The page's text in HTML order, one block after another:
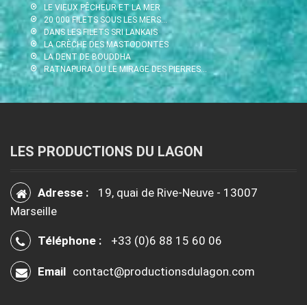
LE VIEUX PÊCHEUR ET LA MER
20 000 FILETS SOUS LES MERS…
DANS LES FILETS SRI LANKAIS
LA CRÈCHE DES MASTODONTES
LA DENT DE BOUDDHA
RATNAPURA OU LE MIRAGE DES PIERRES…
LES PRODUCTIONS DU LAGON
Adresse :
19, quai de Rive-Neuve - 13007
Marseille
Téléphone : +33 (0)6 88 15 60 06
Email contact@productionsdulagon.com